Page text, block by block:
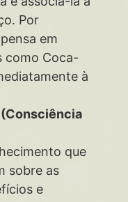
Por
em
como Coca-
à
que
sobre as
e